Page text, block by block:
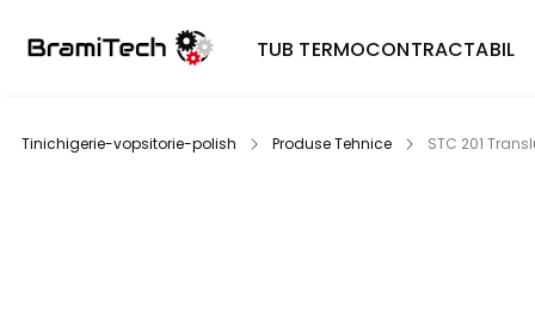
TUB TERMOCONTRACTABIL
Tinichigerie-vopsitorie-polish Produse Tehnice STC 201